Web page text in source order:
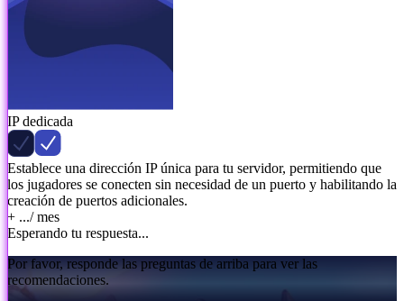
IP dedicada
Establece una dirección IP única para tu servidor, permitiendo que
los jugadores se conecten sin necesidad de un puerto y habilitando la
creación de puertos adicionales.
+ .../ mes
Esperando tu respuesta...
Por favor, responde las preguntas de arriba para ver las
recomendaciones.